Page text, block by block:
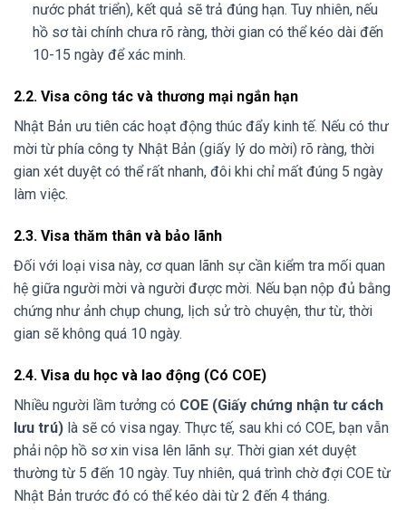
nước phát triển), kết quả sẽ trả đúng hạn. Tuy nhiên, nếu
hồ sơ tài chính chưa rõ ràng, thời gian có thể kéo dài đến
10-15 ngày để xác minh.
2.2. Visa công tác và thương mại ngắn hạn
Nhật Bản ưu tiên các hoạt động thúc đẩy kinh tế. Nếu có thư
mời từ phía công ty Nhật Bản (giấy lý do mời) rõ ràng, thời
gian xét duyệt có thể rất nhanh, đôi khi chỉ mất đúng 5 ngày
làm việc.
2.3. Visa thăm thân và bảo lãnh
Đối với loại visa này, cơ quan lãnh sự cần kiểm tra mối quan
hệ giữa người mời và người được mời. Nếu bạn nộp đủ bằng
chứng như ảnh chụp chung, lịch sử trò chuyện, thư từ, thời
gian sẽ không quá 10 ngày.
2.4. Visa du học và lao động (Có COE)
Nhiều người lầm tưởng có COE (Giấy chứng nhận tư cách
lưu trú) là sẽ có visa ngay. Thực tế, sau khi có COE, bạn vẫn
phải nộp hồ sơ xin visa lên lãnh sự. Thời gian xét duyệt
thường từ 5 đến 10 ngày. Tuy nhiên, quá trình chờ đợi COE từ
Nhật Bản trước đó có thể kéo dài từ 2 đến 4 tháng.